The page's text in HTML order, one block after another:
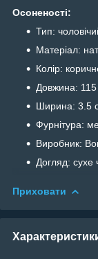
Осоненості:
Тип:
Матеріал:
Колір:
Довжина:
Ширина: 3.5
Фурнітура:
Виробник:
Догляд:
Приховати